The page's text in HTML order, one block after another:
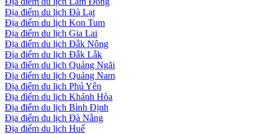
Địa điểm du lịch Đà Lạt
Địa điểm du lịch Kon Tum
Địa điểm du lịch Gia Lai
Địa điểm du lịch Đắk Nông
Địa điểm du lịch Đắk Lắk
Địa điểm du lịch Quảng Ngãi
Địa điểm du lịch Quảng Nam
Địa điểm du lịch Phú Yên
Địa điểm du lịch Khánh Hòa
Địa điểm du lịch Bình Định
Địa điểm du lịch Đà Nẵng
Địa điểm du lịch Huế